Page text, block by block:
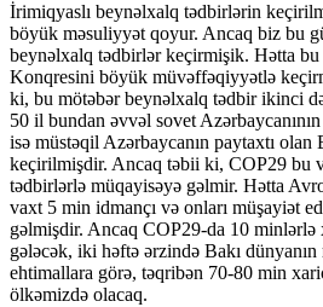
İrimiqyaslı beynəlxalq tədbirlərin
böyük məsuliyyət qoyur. Ancaq biz bu
beynəlxalq tədbirlər keçirmişik. Hətta
Konqresini böyük müvəffəqiyyətlə
ki, bu mötəbər beynəlxalq tədbir ikinci
50 il bundan əvvəl sovet
isə müstəqil Azərbaycanın paytaxtı olan
keçirilmişdir. Ancaq təbii ki, COP29 bu
tədbirlərlə müqayisəyə gəlmir. Hətta
vaxt 5 min idmançı və onları müşayiət
gəlmişdir. Ancaq COP29-da 10
gələcək, iki həftə ərzində Bakı
ehtimallara görə, təqribən 70-80 min
ölkəmizdə olacaq.